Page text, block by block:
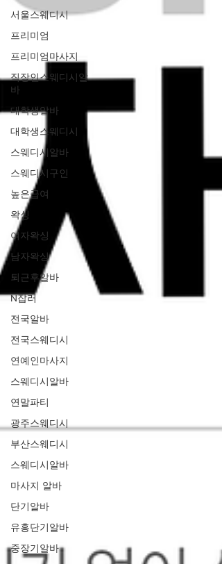
서울스웨디시
프리미엄
프리미엄마사지
직장인스웨디시알
바
대학생알바
대학생스웨디시
스웨디시알바
스웨디시구인
높은급여
왁싱
여자왁싱
남자왁싱
퇴근후알바
N잡러
전국알바
전국스웨디시
연예인마사지
스웨디시알바
연말파티
광주스웨디시
부산스웨디시
스웨디시알바
마사지 알바
단기알바
유흥단기알바
중장기알바